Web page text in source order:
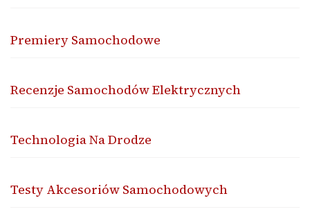
Premiery Samochodowe
Recenzje Samochodów Elektrycznych
Technologia Na Drodze
Testy Akcesoriów Samochodowych